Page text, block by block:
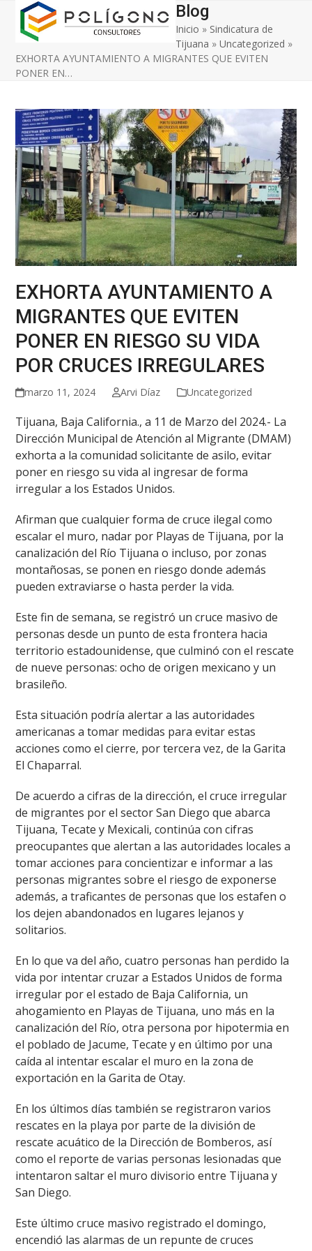
Skip
content
Open
mobile
menu
Close
mobile
menu
Blog
Inicio » Sindicatura de
Tijuana »Uncategorized »
EXHORTA AYUNTAMIENTO A MIGRANTES QUE EVITEN
PONER EN…
EXHORTA AYUNTAMIENTO A
MIGRANTES QUE EVITEN
PONER EN RIESGO SU VIDA
POR CRUCES IRREGULARES
marzo 11, 2024 Arvi Díaz Uncategorized
Tijuana, Baja California., a 11 de Marzo del 2024.- La
Dirección Municipal de Atención al Migrante (DMAM)
exhorta a la comunidad solicitante de asilo, evitar
poner en riesgo su vida al ingresar de forma
irregular a los Estados Unidos.
Afirman que cualquier forma de cruce ilegal como
escalar el muro, nadar por Playas de Tijuana, por la
canalización del Río Tijuana o incluso, por zonas
montañosas, se ponen en riesgo donde además
pueden extraviarse o hasta perder la vida.
Este fin de semana, se registró un cruce masivo de
personas desde un punto de esta frontera hacia
territorio estadounidense, que culminó con el rescate
de nueve personas: ocho de origen mexicano y un
brasileño.
Esta situación podría alertar a las autoridades
americanas a tomar medidas para evitar estas
acciones como el cierre, por tercera vez, de la Garita
El Chaparral.
De acuerdo a cifras de la dirección, el cruce irregular
de migrantes por el sector San Diego que abarca
Tijuana, Tecate y Mexicali, continúa con cifras
preocupantes que alertan a las autoridades locales a
tomar acciones para concientizar e informar a las
personas migrantes sobre el riesgo de exponerse
además, a traficantes de personas que los estafen o
los dejen abandonados en lugares lejanos y
solitarios.
En lo que va del año, cuatro personas han perdido la
vida por intentar cruzar a Estados Unidos de forma
irregular por el estado de Baja California, un
ahogamiento en Playas de Tijuana, uno más en la
canalización del Río, otra persona por hipotermia en
el poblado de Jacume, Tecate y en último por una
caída al intentar escalar el muro en la zona de
exportación en la Garita de Otay.
En los últimos días también se registraron varios
rescates en la playa por parte de la división de
rescate acuático de la Dirección de Bomberos, así
como el reporte de varias personas lesionadas que
intentaron saltar el muro divisorio entre Tijuana y
San Diego.
Este último cruce masivo registrado el domingo,
encendió las alarmas de un repunte de cruces